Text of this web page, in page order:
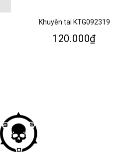
Khuyên tai KTG092319
120.000₫